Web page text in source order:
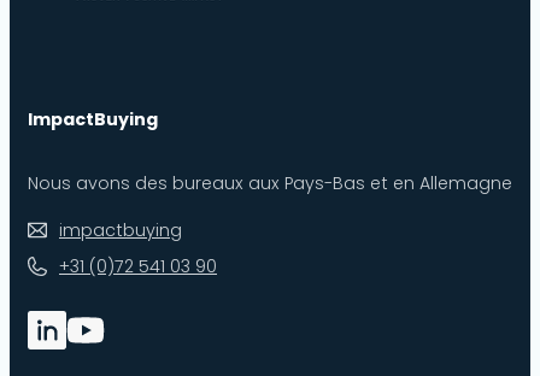
ImpactBuying
Nous avons des bureaux aux Pays-Bas et en Allemagne
impactbuying
+31 (0)72 541 03 90